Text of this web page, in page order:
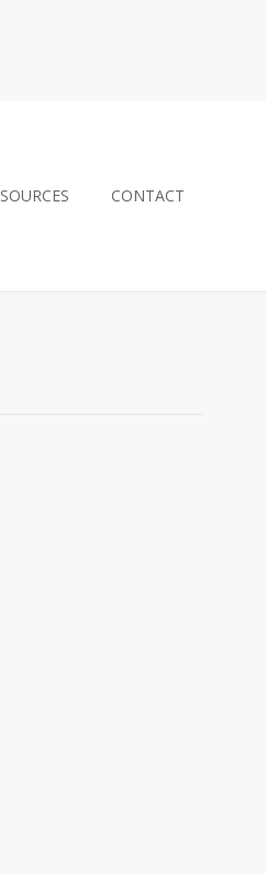
CONTACT